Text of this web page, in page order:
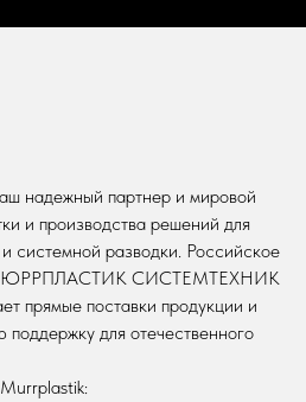
надежный партнер и мировой
и производства решений для
системной разводки. Российское
СИСТЕМТЕХНИК
прямые поставки продукции и
для отечественного